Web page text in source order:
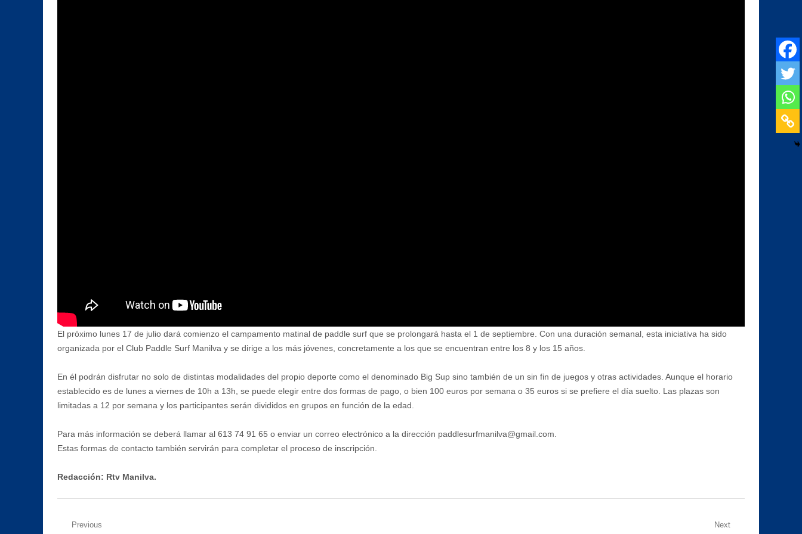
El próximo lunes 17 de julio dará comienzo el campamento matinal de paddle surf que se prolongará hasta el 1 de septiembre. Con una duración semanal, esta iniciativa ha sido
organizada por el Club Paddle Surf Manilva y se dirige a los más jóvenes, concretamente a los que se encuentran entre los 8 y los 15 años.
En él podrán disfrutar no solo de distintas modalidades del propio deporte como el denominado Big Sup sino también de un sin fin de juegos y otras actividades. Aunque el horario
establecido es de lunes a viernes de 10h a 13h, se puede elegir entre dos formas de pago, o bien 100 euros por semana o 35 euros si se prefiere el día suelto. Las plazas son
limitadas a 12 por semana y los participantes serán divididos en grupos en función de la edad.
Para más información se deberá llamar al 613 74 91 65 o enviar un correo electrónico a la dirección paddlesurfmanilva@gmail.com.
Estas formas de contacto también servirán para completar el proceso de inscripción.
Redacción: Rtv Manilva.
Navegación
Previous Next